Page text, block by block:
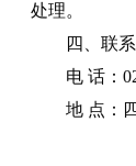
处理。
四、联
电 话：
地 点：